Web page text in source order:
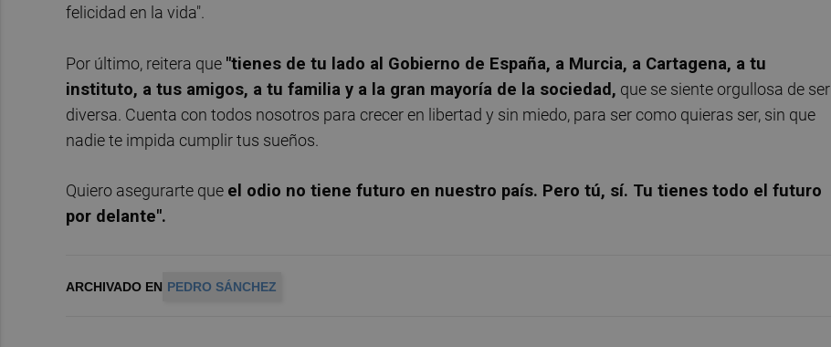
felicidad en la vida".
Por último, reitera que "tienes de tu lado al Gobierno de España, a Murcia, a Cartagena, a tu
instituto, a tus amigos, a tu familia y a la gran mayoría de la sociedad, que se siente orgullosa de ser
diversa. Cuenta con todos nosotros para crecer en libertad y sin miedo, para ser como quieras ser, sin que
nadie te impida cumplir tus sueños.
Quiero asegurarte que el odio no tiene futuro en nuestro país. Pero tú, sí. Tu tienes todo el futuro
por delante".
ARCHIVADO EN PEDRO SÁNCHEZ